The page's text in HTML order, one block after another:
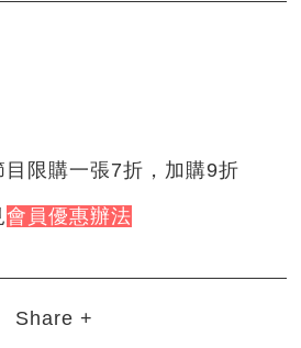
目限購一張7折，加購9折
會員優惠辦法
Share +